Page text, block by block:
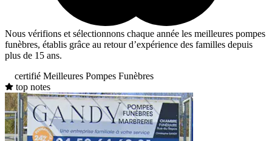
Nous vérifions et sélectionnons chaque année les meilleures pompes
funèbres, établis grâce au retour d’expérience des familles depuis
plus de 15 ans.
certifié Meilleures Pompes Funèbres
top notes